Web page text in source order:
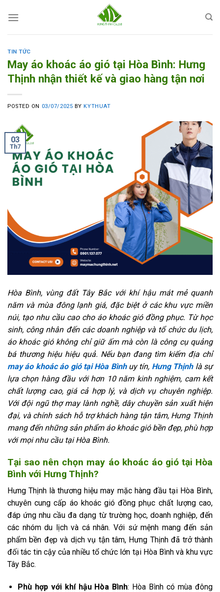
TIN TỨC
May áo khoác áo gió tại Hòa Bình: Hưng
Thịnh nhận thiết kế và giao hàng tận nơi
POSTED ON 03/07/2025 BYKYTHUAT
03
Th7
Hòa Bình, vùng đất Tây Bắc với khí hậu mát mẻ quanh
năm và mùa đông lạnh giá, đặc biệt ở các khu vực miền
núi, tạo nhu cầu cao cho áo khoác gió đồng phục. Từ học
sinh, công nhân đến các doanh nghiệp và tổ chức du lịch,
áo khoác gió không chỉ giữ ấm mà còn là công cụ quảng
bá thương hiệu hiệu quả. Nếu bạn đang tìm kiếm địa chỉ
may áo khoác áo gió tại Hòa Bìnhuy tín, Hưng Thịnhlà sự
lựa chọn hàng đầu với hơn 10 năm kinh nghiệm, cam kết
chất lượng cao, giá cả hợp lý, và dịch vụ chuyên nghiệp.
Với đội ngũ thợ may lành nghề, dây chuyền sản xuất hiện
đại, và chính sách hỗ trợ khách hàng tận tâm, Hưng Thịnh
mang đến những sản phẩm áo khoác gió bền đẹp, phù hợp
với mọi nhu cầu tại Hòa Bình.
Tại sao nên chọn may áo khoác áo gió tại Hòa
Bình với Hưng Thịnh?
Hưng Thịnh là thương hiệu may mặc hàng đầu tại Hòa Bình,
chuyên cung cấp áo khoác gió đồng phục chất lượng cao,
đáp ứng nhu cầu đa dạng từ trường học, doanh nghiệp, đến
các nhóm du lịch và cá nhân. Với sứ mệnh mang đến sản
phẩm bền đẹp và dịch vụ tận tâm, Hưng Thịnh đã trở thành
đối tác tin cậy của nhiều tổ chức lớn tại Hòa Bình và khu vực
Tây Bắc.
Phù hợp với khí hậu Hòa Bình: Hòa Bình có mùa đông